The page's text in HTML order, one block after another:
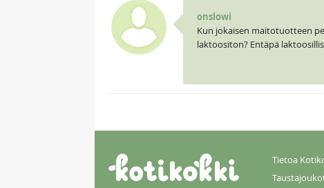
onslowi
Kun jokaisen maitotuotteen
laktoositon? Entäpä
Tietoa